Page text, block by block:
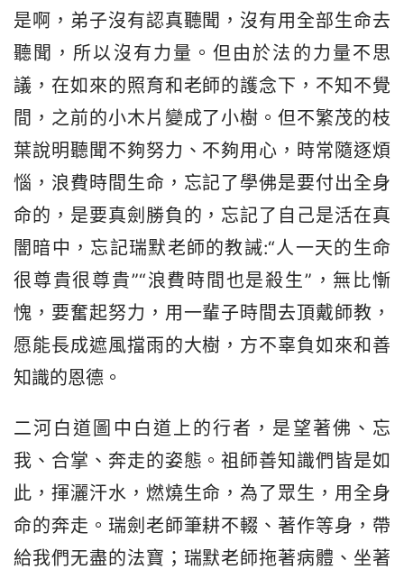
是啊，弟子沒有認真聽聞，沒有用全部生命去
聽聞，所以沒有力量。但由於法的力量不思
議，在如來的照育和老師的護念下，不知不覺
間，之前的小木片變成了小樹。但不繁茂的枝
葉說明聽聞不夠努力、不夠用心，時常隨逐煩
惱，浪費時間生命，忘記了學佛是要付出全身
命的，是要真劍勝負的，忘記了自己是活在真
闇暗中，忘記瑞默老師的教誡:“人一天的生命
很尊貴很尊貴”“浪費時間也是殺生”，無比慚
愧，要奮起努力，用一輩子時間去頂戴師教，
愿能長成遮風擋雨的大樹，方不辜負如來和善
知識的恩德。
二河白道圖中白道上的行者，是望著佛、忘
我、合掌、奔走的姿態。祖師善知識們皆是如
此，揮灑汗水，燃燒生命，為了眾生，用全身
命的奔走。瑞劍老師筆耕不輟、著作等身，帶
給我們无盡的法寶；瑞默老師拖著病體、坐著